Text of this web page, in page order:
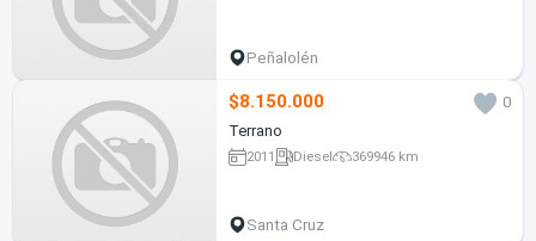
Peñalolén
$8.150.000
0
Terrano
2011 Diesel 369946 km
Santa Cruz